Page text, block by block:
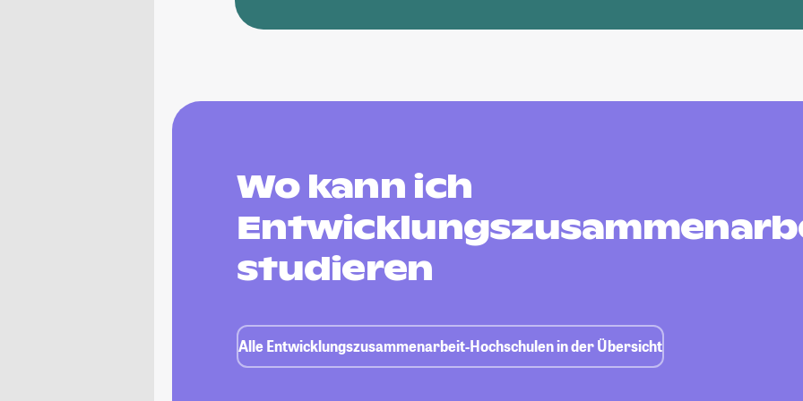
Wo kann ich
studieren
Alle Entwicklungszusammenarbeit-Hochschulen in der Übersicht